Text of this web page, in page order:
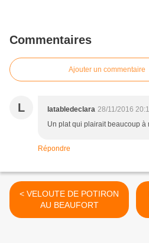
Commentaires
Ajouter un commentaire
L latabledeclara 28/11/2016
Un plat qui plairait beaucoup à
Répondre
< VELOUTE DE POTIRON
AU BEAUFORT